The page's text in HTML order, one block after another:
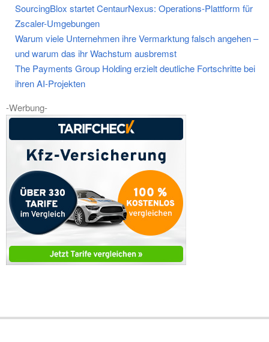
SourcingBlox startet CentaurNexus: Operations-Plattform für
Zscaler-Umgebungen
Warum viele Unternehmen ihre Vermarktung falsch angehen –
und warum das ihr Wachstum ausbremst
The Payments Group Holding erzielt deutliche Fortschritte bei
ihren AI-Projekten
-Werbung-